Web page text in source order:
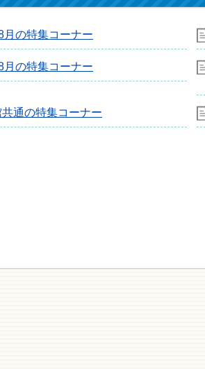
の特集コーナー
の特集コーナー
通の特集コーナー